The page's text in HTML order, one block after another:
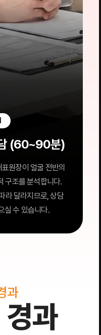
담 (60~90분)
원장이 얼굴 전반의
구조를 분석합니다.
라 달라지므로, 상담
실 수 있습니다.
과
과